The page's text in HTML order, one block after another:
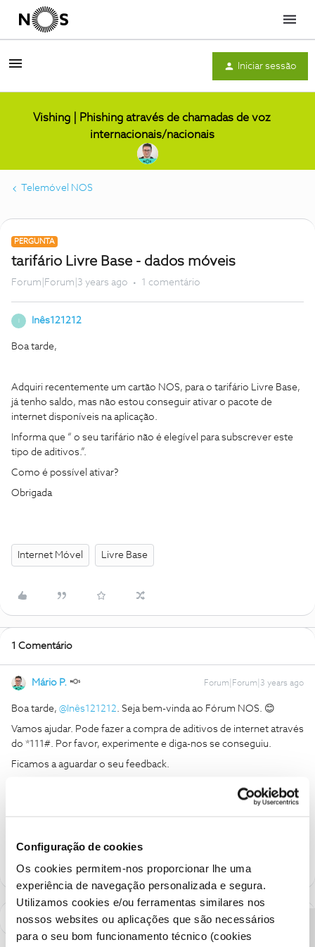
Configuração de cookies
Os cookies permitem-nos proporcionar lhe uma
experiência de navegação personalizada e segura.
Utilizamos cookies e/ou ferramentas similares nos
nossos websites ou aplicações que são necessários
para o seu bom funcionamento técnico (cookies
Menu
Iniciar sessão
Vishing | Phishing através de chamadas de voz
internacionais/nacionais
Telemóvel NOS
PERGUNTA
tarifário Livre Base - dados móveis
Forum|Forum|3 years ago 1 comentário
Inês121212
Boa tarde,
Adquiri recentemente um cartão NOS, para o tarifário Livre Base,
já tenho saldo, mas não estou conseguir ativar o pacote de
internet disponíveis na aplicação.
Informa que “ o seu tarifário não é elegível para subscrever este
tipo de aditivos.”.
Como é possível ativar?
Obrigada
Internet Móvel Livre Base
1 Comentário
Mário P. Forum|Forum|3 years ago
Boa tarde, @Inês121212. Seja bem-vinda ao Fórum NOS. 😊
Vamos ajudar. Pode fazer a compra de aditivos de internet através
do *111#. Por favor, experimente e diga-nos se conseguiu.
Ficamos a aguardar o seu feedback.
como "Melhor Resposta" e faça "Like" nos melhores comentários.